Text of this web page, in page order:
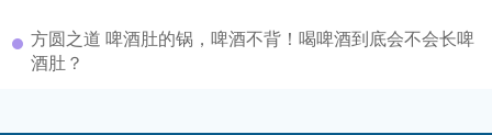
方圆之道 啤酒肚的锅，啤酒不背！喝啤酒到底会不会长啤
酒肚？